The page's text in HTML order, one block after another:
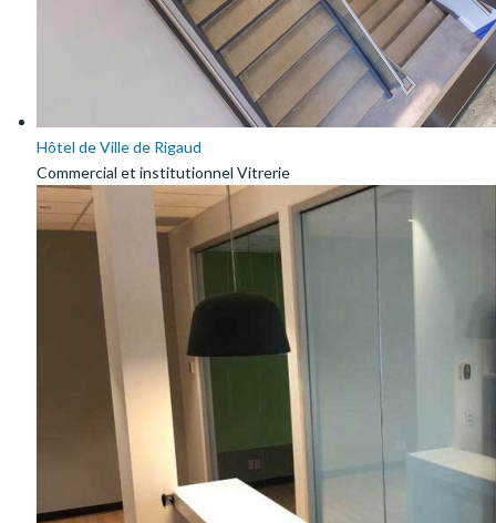
Hôtel de Ville de Rigaud
Commercial et institutionnel Vitrerie